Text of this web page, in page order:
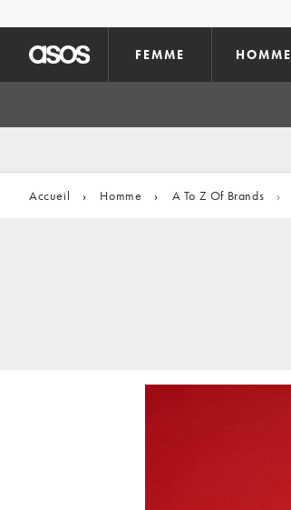
FEMME HOMME
Accueil › Homme › A To Z Of Brands ›